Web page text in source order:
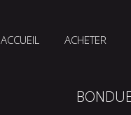
ACCUEIL ACHETER